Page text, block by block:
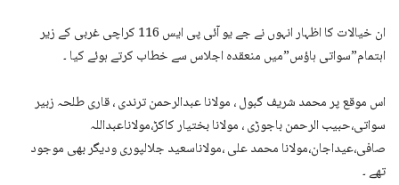
ان خیالات کا اظہار انہوں نے جے یو آئی پی ایس 116 کراچی غربی کے زیر
اہتمام”سواتی ہاؤس”میں منعقدہ اجلاس سے خطاب کرتے ہوئے کیا ۔
اس موقع پر محمد شریف گبول ، مولانا عبدالرحمن ترندی ، قاری طلحہ زبیر
سواتی،حبیب الرحمن باجوڑی ، مولانا بختیار کاکڑ،مولاناعبداللہ
صافی،عیداجان،مولانا محمد علی ،مولاناسعید جلالپوری ودیگر بھی موجود
تھے ۔